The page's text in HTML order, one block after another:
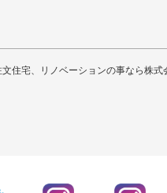
住宅、リノベーションの事なら株